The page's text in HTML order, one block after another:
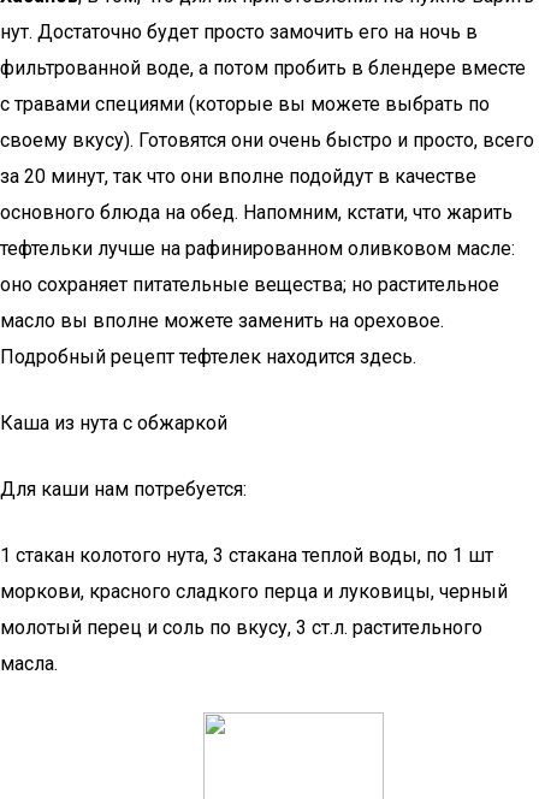
нут. Достаточно будет просто замочить его на ночь в
фильтрованной воде, а потом пробить в блендере вместе
с травами специями (которые вы можете выбрать по
своему вкусу). Готовятся они очень быстро и просто, всего
за 20 минут, так что они вполне подойдут в качестве
основного блюда на обед. Напомним, кстати, что жарить
тефтельки лучше на рафинированном оливковом масле:
оно сохраняет питательные вещества; но растительное
масло вы вполне можете заменить на ореховое.
Подробный рецепт тефтелек находится здесь.
Каша из нута с обжаркой
Для каши нам потребуется:
1 стакан колотого нута, 3 стакана теплой воды, по 1 шт
моркови, красного сладкого перца и луковицы, черный
молотый перец и соль по вкусу, 3 ст.л. растительного
масла.